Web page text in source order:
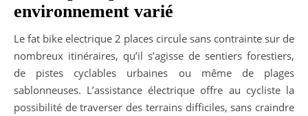
environnement varié
Le fat bike electrique 2 places circule sans contrainte sur de
nombreux itinéraires, qu’il s’agisse de sentiers forestiers,
de pistes cyclables urbaines ou même de plages
sablonneuses. L’assistance électrique offre au cycliste la
possibilité de traverser des terrains difficiles, sans craindre